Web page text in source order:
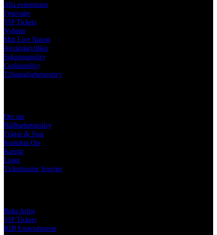
Alla evenemang
Festivaler
VIP Tickets
Nyheter
Mitt Live Nation
Användarvillkor
Sekretesspolicy
Cookiepolicy
Tillgänglighetspolicy
Om oss
Hållbarhetspolicy
Frågor & Svar
Kontakta Oss
Karriär
Luger
Ticketmaster Sverige
Boka Artist
VIP Tickets
B2B Entertainment